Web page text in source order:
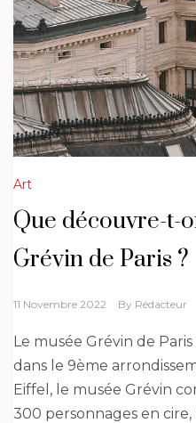
Art
Que découvre-t-
Grévin de Paris ?
11 Novembre 2022 By Rédacteur
Le musée Grévin de
dans le 9ème
Eiffel, le musée Grévin
300 personnages en